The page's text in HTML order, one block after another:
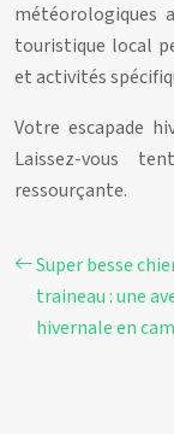
météorologiques
touristique local
et activités
Votre escapade
Laissez-vous
ressourçante.
Super besse
traineau : une
hivernale en